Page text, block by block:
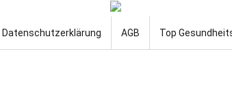
Datenschutzerklärung AGB Top